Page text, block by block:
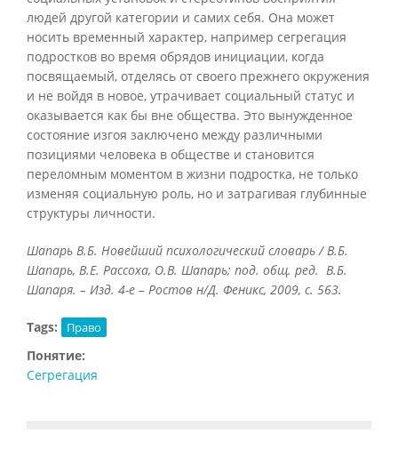
людей другой категории и самих себя. Она может
носить временный характер, например сегрегация
подростков во время обрядов инициации, когда
посвящаемый, отделясь от своего прежнего окружения
и не войдя в новое, утрачивает социальный статус и
оказывается как бы вне общества. Это вынужденное
состояние изгоя заключено между различными
позициями человека в обществе и становится
переломным моментом в жизни подростка, не только
изменяя социальную роль, но и затрагивая глубинные
структуры личности.
Шапарь В.Б. Новейший психологический словарь / В.Б.
Шапарь, В.Е. Рассоха, О.В. Шапарь; под. общ. ред. В.Б.
Шапаря. – Изд. 4-е – Ростов н/Д. Феникс, 2009, с. 563.
Tags: Право
Понятие:
Сегрегация